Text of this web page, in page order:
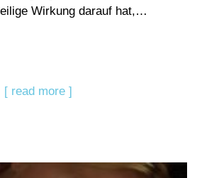
Wirkung darauf hat,…
[ read more ]